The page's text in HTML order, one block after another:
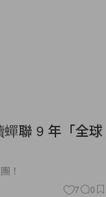
聯 9 年「全球
！
7 0